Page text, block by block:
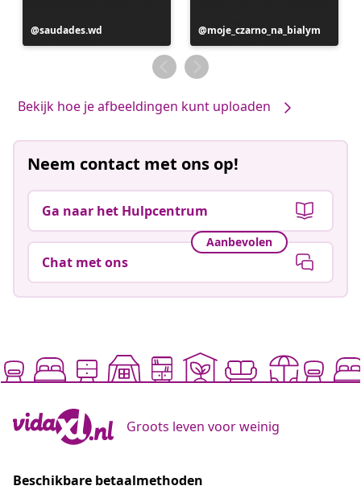
Bericht
gepubliceerd
saudades.wd
Bericht
gepubliceerd
door
moje_czarno_na_bialym
Bekijk hoe je afbeeldingen kunt uploaden
Neem contact met ons op!
Ga naar het Hulpcentrum
Aanbevolen
Chat met ons
Groots leven voor weinig
Beschikbare betaalmethoden